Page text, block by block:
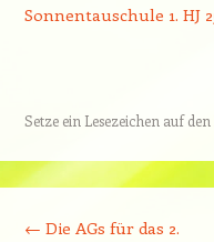
Sonnentauschule 1. HJ
Setze ein Lesezeichen auf den
← Die AGs für das 2.